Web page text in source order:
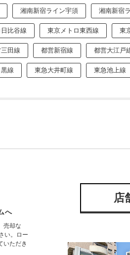
湘南新宿ライン宇須 湘南新宿
比谷線 東京メトロ東西線 東
田線 都営新宿線 都営大江戸
線 東急大井町線 東急池上線
へ
売却な
い。ロー
いただき
店